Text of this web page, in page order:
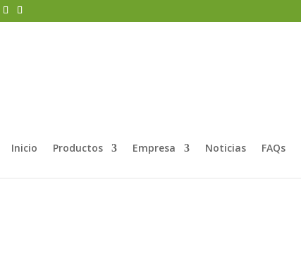
Inicio Productos Empresa Noticias FAQs